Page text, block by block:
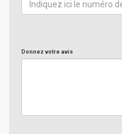
Donnez votre avis